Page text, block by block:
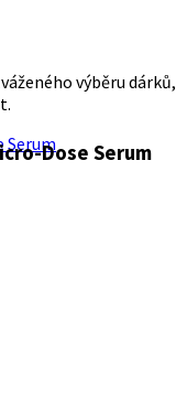
výběru dárků,
Dose Serum